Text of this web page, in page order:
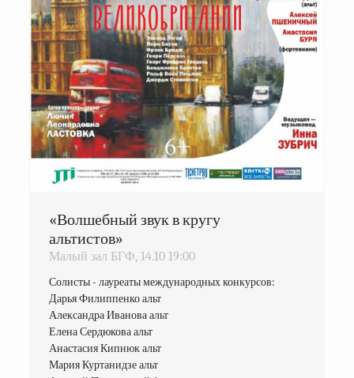
«Волшебный звук в кругу
альтистов»
Малый зал БГФ, 14.10 19:00
Солисты - лауреаты международных конкурсов:
Дарья Филиппенко альт
Александра Иванова альт
Елена Сердюкова альт
Анастасия Кипнюк альт
Мария Куртанидзе альт